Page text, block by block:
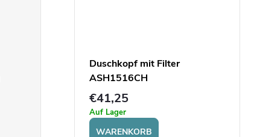
Duschkopf mit Filter
ASH1516CH
€41,25
Auf Lager
WARENKORB